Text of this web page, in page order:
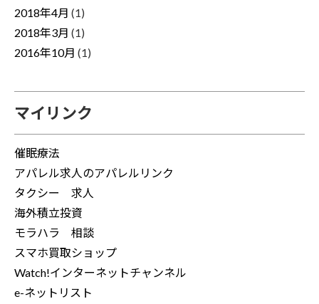
2018年4月 (1)
2018年3月 (1)
2016年10月 (1)
マイリンク
催眠療法
アパレル求人のアパレルリンク
タクシー 求人
海外積立投資
モラハラ 相談
スマホ買取ショップ
Watch!インターネットチャンネル
e-ネットリスト